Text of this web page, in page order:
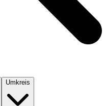
Umkreis